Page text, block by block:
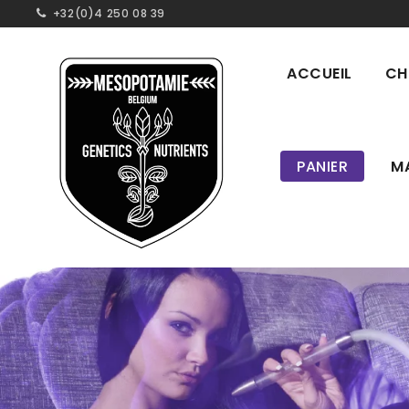
+32(0)4 250 08 39
ACCUEIL
PANIER